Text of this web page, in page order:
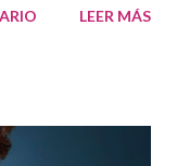
en esta irónica
con los
LEER MÁS